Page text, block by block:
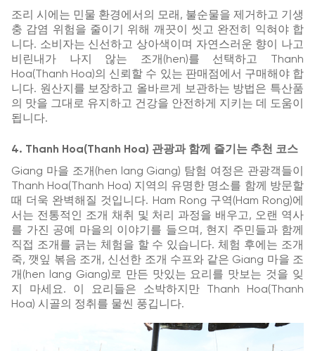
조리 시에는 민물 환경에서의 모래, 불순물을 제거하고 기생
충 감염 위험을 줄이기 위해 깨끗이 씻고 완전히 익혀야 합
니다. 소비자는 신선하고 상아색이며 자연스러운 향이 나고
비린내가 나지 않는 조개(hen)를 선택하고 Thanh
Hoa(Thanh Hoa)의 신뢰할 수 있는 판매점에서 구매해야 합
니다. 원산지를 보장하고 올바르게 보관하는 방법은 특산품
의 맛을 그대로 유지하고 건강을 안전하게 지키는 데 도움이
됩니다.
4. Thanh Hoa(Thanh Hoa) 관광과 함께 즐기는 추천 코스
Giang 마을 조개(hen lang Giang) 탐험 여정은 관광객들이
Thanh Hoa(Thanh Hoa) 지역의 유명한 명소를 함께 방문할
때 더욱 완벽해질 것입니다. Ham Rong 구역(Ham Rong)에
서는 전통적인 조개 채취 및 처리 과정을 배우고, 오랜 역사
를 가진 공예 마을의 이야기를 들으며, 현지 주민들과 함께
직접 조개를 긁는 체험을 할 수 있습니다. 체험 후에는 조개
죽, 깻잎 볶음 조개, 신선한 조개 수프와 같은 Giang 마을 조
개(hen lang Giang)로 만든 맛있는 요리를 맛보는 것을 잊
지 마세요. 이 요리들은 소박하지만 Thanh Hoa(Thanh
Hoa) 시골의 정취를 물씬 풍깁니다.